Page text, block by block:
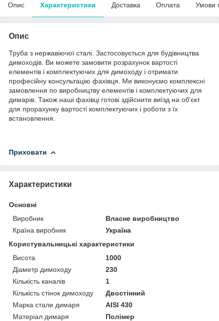
Опис Характеристики Доставка Оплата Умови
Опис
Труба з нержавіючої сталі. Застосовується для будівництва
димоходів. Ви можете замовити розрахунок вартості
елементів і комплектуючих для димоходу і отримати
професійну консультацію фахівця. Ми виконуємо комплексні
замовлення по виробництву елементів і комплектуючих для
димарів. Також наші фахівці готові здійснити виїзд на об'єкт
для прорахунку вартості комплектуючих і роботи з їх
встановлення.
Приховати
Характеристики
Основні
Виробник
Власне виробництво
Країна виробник
Україна
Користувальницькі характеристики
Висота
1000
Діаметр димоходу
230
Кількість каналів
1
Кількість стінок димоходу
Двостінний
Марка стали димаря
AISI 430
Матеріал димаря
Полімер